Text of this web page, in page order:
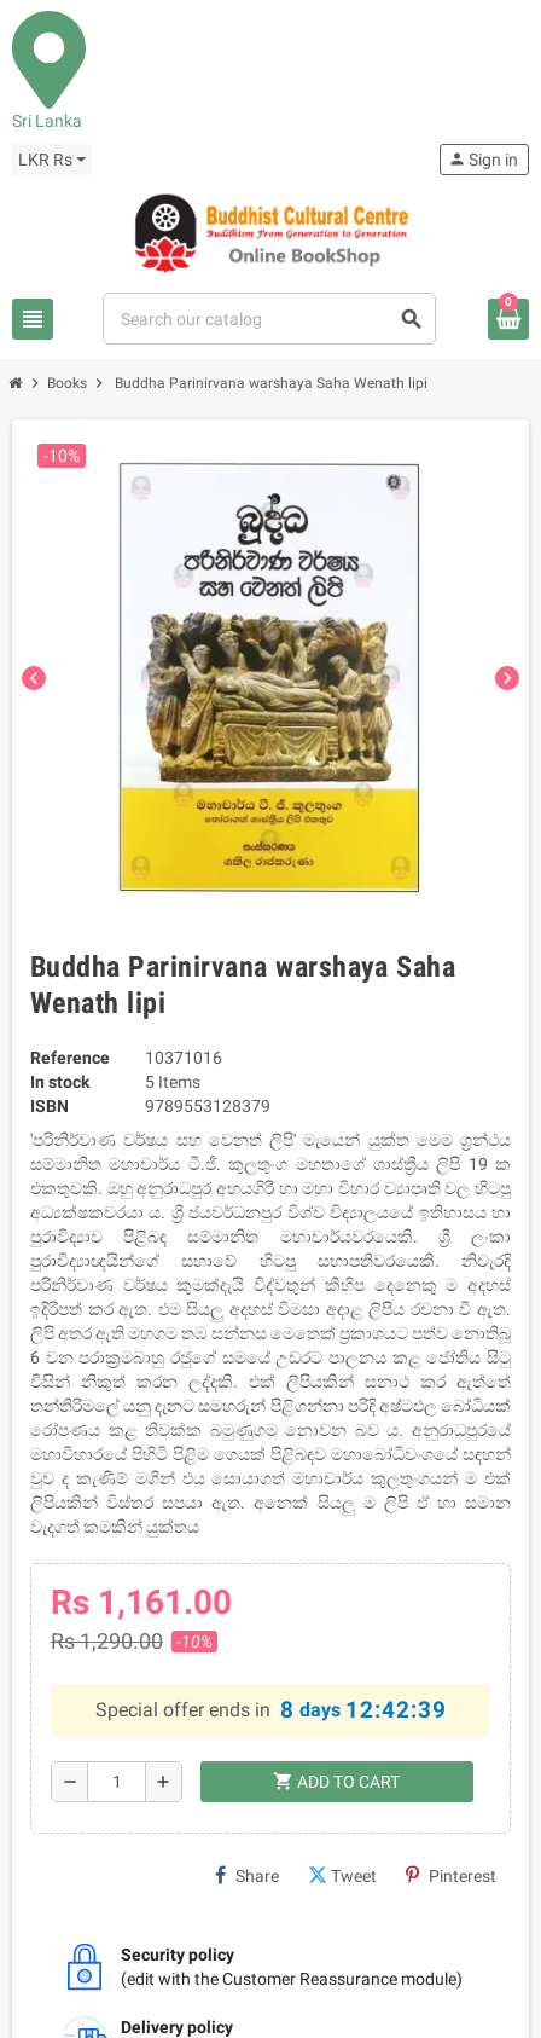
Sri Lanka
LKR Rs
view_headline search
person Sign in
0
chevron_right Books chevron_right Buddha Parinirvana warshaya Saha Wenath lipi
chevron_left chevron_right
-10%
Buddha Parinirvana warshaya Saha
Wenath lipi
Reference
10371016
In stock
5 Items
ISBN
9789553128379
'පරිනිර්වාණ වර්ෂය සහ වෙනත් ලිපි' මැයෙන් යුක්ත මෙම ග්‍රන්ථය
සම්මානිත මහාචාර්ය ටී.ජී. කුලතුංග මහතාගේ ශාස්ත්‍රීය ලිපි 19 ක
එකතුවකි. ඔහු අනුරාධපුර අභයගිරි හා මහා විහාර ව්‍යාපෘති වල හිටපු
අධ්‍යක්ෂකවරයා ය. ශ්‍රී ජයවර්ධනපුර විශ්ව විද්‍යාලයයේ ඉතිහාසය හා
පුරාවිද්‍යාව පිළිබඳ සම්මානිත මහාචාර්යවරයෙකි. ශ්‍රී ලංකා
පුරාවිද්‍යාඥයින්ගේ සභාවේ හිටපු සභාපතිවරයෙකි. නිවැරදි
පරිනිර්වාණ වර්ෂය කුමක්දැයි විද්වතුන් කිහිප දෙනෙකු ම අදහස්
ඉදිරිපත් කර ඇත. එම සියලු අදහස් විමසා අදාළ ලිපිය රචනා වී ඇත.
ලිපි අතර ඇති මහගම තඹ සන්නස මෙතෙක් ප්‍රකාශයට පත්ව නොතිබූ
6 වන පරාක්‍රමබාහු රජුගේ සමයේ උඩරට පාලනය කළ ජෝතිය සිටු
විසින් නිකුත් කරන ලද්දකි. එක් ලිපියකින් සනාථ කර ඇත්තේ
තන්තිරිමලේ යනු දැනට සමහරුන් පිළිගන්නා පරිදි අෂ්ටඵල බෝධියක්
රෝපණය කළ තිවක්ක බමුණුගම නොවන බව ය. අනුරාධපුරයේ
මහාවිහාරයේ පිහිටි පිළිම ගෙයක් පිළිබඳව මහාබෝධිවංශයේ සඳහන්
වුව ද කැණීම් මගින් එය සොයාගත් මහාචාර්ය කුලතුංගයන් ම එක්
ලිපියකින් විස්තර සපයා ඇත. අනෙක් සියලු ම ලිපි ඒ හා සමාන
වැදගත් කමකින් යුක්තය
Rs 1,161.00
Rs 1,290.00 -10%
Special offer ends in 8 days 12:42:38
remove add shopping_cart ADD TO CART
Share Tweet Pinterest
Security policy
(edit with the Customer Reassurance module)
Delivery policy